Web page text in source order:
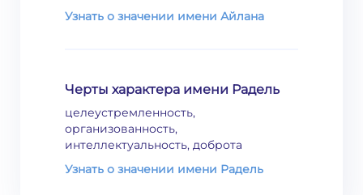
Узнать о значении имени Айлана
Черты характера имени Радель
целеустремленность,
организованность,
интеллектуальность, доброта
Узнать о значении имени Радель